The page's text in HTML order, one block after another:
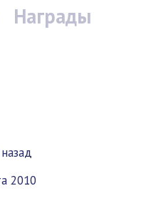
Награды
2010